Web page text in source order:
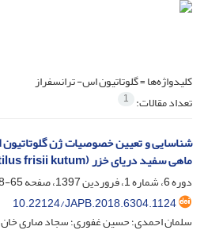
کلیدواژه‌ها =گلوتاتیون اس- ترانسفراز
تعداد مقالات: 1
ماهی سفید دریای خزر (Rutilus frisii kutum)
دوره 6، شماره 1، فروردین 1397، صفحه
65-78
10.22124/JAPB.2018.6304.1124
سلمان احمدی؛ حسین غفوری؛ سجاد صاری خان